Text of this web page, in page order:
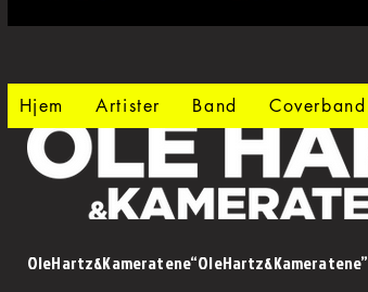
OleHartz&Kameratene“OleHartz&Kameratene”
Hjem Artister Band Coverband